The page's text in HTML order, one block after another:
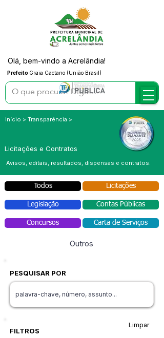
Prefeito Graia Caetano (União Brasil)
Olá, bem-vindo a Acrelândia!
Início > Transparência >
Licitações e Contratos
Avisos, editais, resultados, dispensas e contratos.
Todos Licitações
Legislação Contas Públicas
Concursos Carta de Serviços
Outros
PESQUISAR POR
FILTROS
Limpar